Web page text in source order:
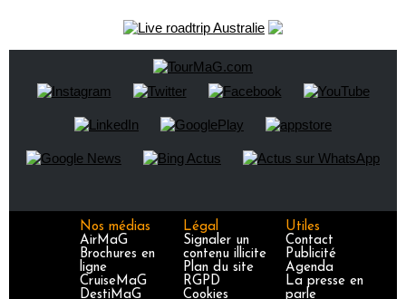
Nos médias
AirMaG
Brochures en
ligne
CruiseMaG
DestiMaG
Légal
Signaler un
contenu illicite
Plan du site
RGPD
Cookies
Utiles
Contact
Publicité
Agenda
La presse en
parle